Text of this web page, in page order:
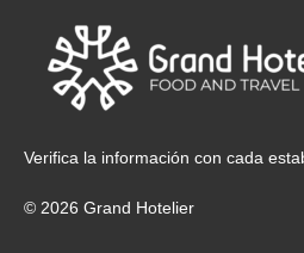
Verifica la información con cada
© 2026 Grand Hotelier